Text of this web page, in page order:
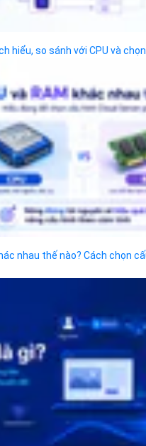
Số 01 phố Nguyễn Huy Tưởng,
phố Hà Nội.
Chí Minh:
Số 127 đường Võ Văn Tần,
Chí Minh.
Phòng:
Cloud. All Rights Reserved
| Cam kết chất lượng dịch vụ -